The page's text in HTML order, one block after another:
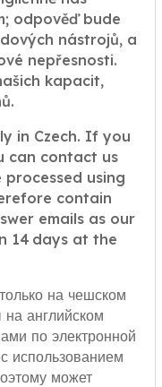
odpověď bude
nástrojů, a
nepřesnosti.
kapacit,
in Czech. If you
can contact us
using
contain
emails as our
14 days at the
на чешском
английском
по электронной
использованием
может